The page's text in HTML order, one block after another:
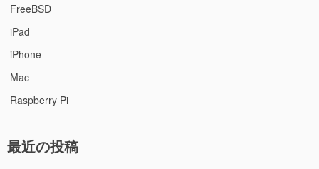
FreeBSD
iPad
iPhone
Mac
Raspberry Pi
最近の投稿